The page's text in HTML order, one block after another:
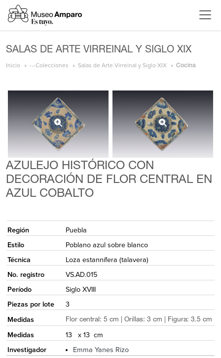
SALAS DE ARTE VIRREINAL Y SIGLO XIX
Inicio ---Colecciones Salas de Arte Virreinal y Siglo XIX Cocina
AZULEJO HISTÓRICO CON
DECORACIÓN DE FLOR CENTRAL EN
AZUL COBALTO
Región
Puebla
Estilo
Poblano azul sobre blanco
Técnica
Loza estannífera (talavera)
No. registro
VS.AD.015
Período
Siglo XVIII
Piezas por lote
3
Medidas
Flor central: 5 cm | Orillas: 3 cm | Figura: 3.5 cm
Medidas
13 x 13 cm
Investigador
Emma Yanes Rizo